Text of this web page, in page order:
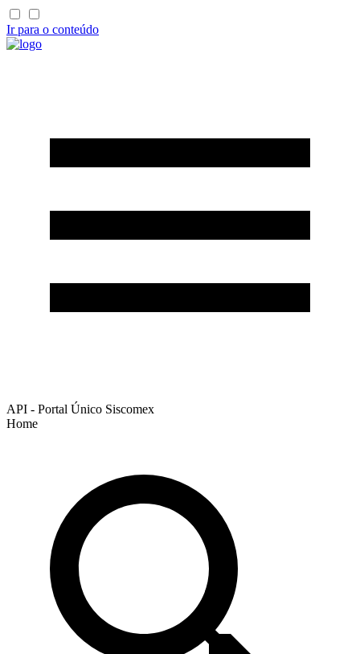
Ir para o conteúdo
API - Portal Único Siscomex
Home